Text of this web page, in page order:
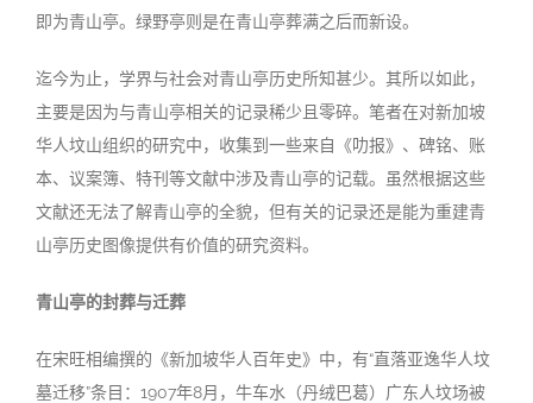
即为青山亭。绿野亭则是在青山亭葬满之后而新设。
迄今为止，学界与社会对青山亭历史所知甚少。其所以如此，
主要是因为与青山亭相关的记录稀少且零碎。笔者在对新加坡
华人坟山组织的研究中，收集到一些来自《叻报》、碑铭、账
本、议案簿、特刊等文献中涉及青山亭的记载。虽然根据这些
文献还无法了解青山亭的全貌，但有关的记录还是能为重建青
山亭历史图像提供有价值的研究资料。
青山亭的封葬与迁葬
在宋旺相编撰的《新加坡华人百年史》中，有“直落亚逸华人坟
墓迁移”条目：1907年8月，牛车水（丹绒巴葛）广东人坟场被